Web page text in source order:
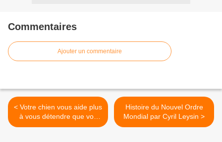
Commentaires
Ajouter un commentaire
< Votre chien vous aide plus
à vous détendre que vos
amis
Histoire du Nouvel Ordre
Mondial par Cyril Leysin >